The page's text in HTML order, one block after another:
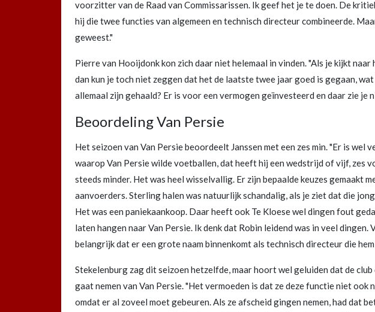
voorzitter van de Raad van Commissarissen. Ik geef het je te doen. De
hij die twee functies van algemeen en technisch directeur combineerde.
geweest."
Pierre van Hooijdonk kon zich daar niet helemaal in vinden. "Als je kijkt
dan kun je toch niet zeggen dat het de laatste twee jaar goed is gegaan,
allemaal zijn gehaald? Er is voor een vermogen geïnvesteerd en daar zie je
Beoordeling Van Persie
Het seizoen van Van Persie beoordeelt Janssen met een zes min. "Er is wel
waarop Van Persie wilde voetballen, dat heeft hij een wedstrijd of vijf, zes
steeds minder. Het was heel wisselvallig. Er zijn bepaalde keuzes gemaakt
aanvoerders. Sterling halen was natuurlijk schandalig, als je ziet dat die
Het was een paniekaankoop. Daar heeft ook Te Kloese wel dingen fout
laten hangen naar Van Persie. Ik denk dat Robin leidend was in veel dingen.
belangrijk dat er een grote naam binnenkomt als technisch directeur die
Stekelenburg zag dit seizoen hetzelfde, maar hoort wel geluiden dat de club
gaat nemen van Van Persie. "Het vermoeden is dat ze deze functie niet ook
omdat er al zoveel moet gebeuren. Als ze afscheid gingen nemen, had dat